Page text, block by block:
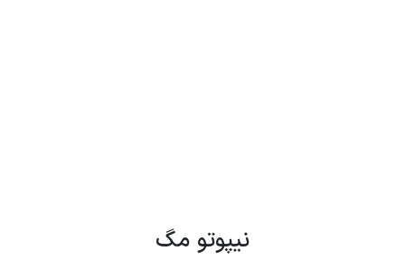
نیپوتو مگ